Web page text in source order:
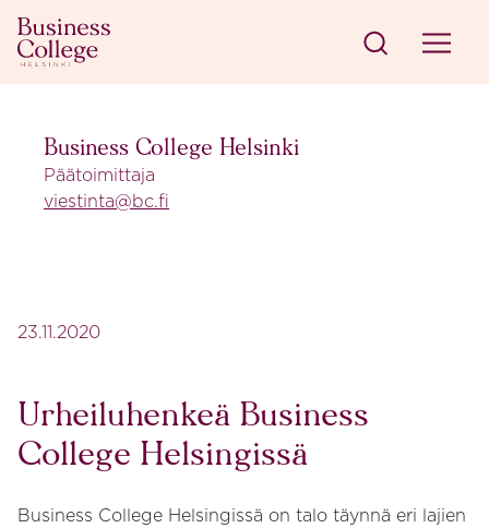
Siirry sisältöön
Business College Helsinki
Business College Helsinki
Päätoimittaja
viestinta@bc.fi
23.11.2020
Urheiluhenkeä Business
College Helsingissä
Business College Helsingissä on talo täynnä eri lajien